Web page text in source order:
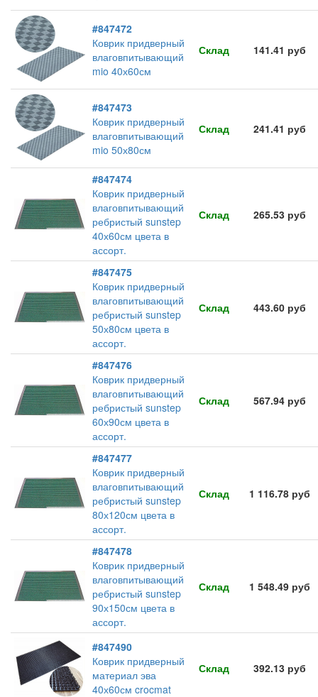
#847472
Коврик придверный
влаговпитывающий
mio 40х60см
Склад 141.41 руб
#847473
Коврик придверный
влаговпитывающий
mio 50х80см
Склад 241.41 руб
#847474
Коврик придверный
влаговпитывающий
ребристый sunstep
40х60см цвета в
ассорт.
Склад 265.53 руб
#847475
Коврик придверный
влаговпитывающий
ребристый sunstep
50х80см цвета в
ассорт.
Склад 443.60 руб
#847476
Коврик придверный
влаговпитывающий
ребристый sunstep
60х90см цвета в
ассорт.
Склад 567.94 руб
#847477
Коврик придверный
влаговпитывающий
ребристый sunstep
80х120см цвета в
ассорт.
Склад 1 116.78 руб
#847478
Коврик придверный
влаговпитывающий
ребристый sunstep
90х150см цвета в
ассорт.
Склад 1 548.49 руб
#847490
Коврик придверный
материал эва
40х60см crocmat
Склад 392.13 руб